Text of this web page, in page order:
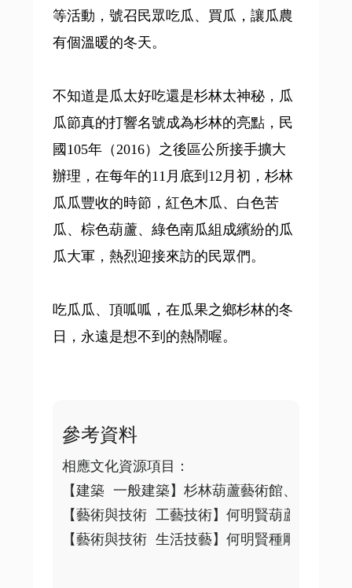
等活動，號召民眾吃瓜、買瓜，讓瓜農
有個溫暖的冬天。
不知道是瓜太好吃還是杉林太神秘，瓜
瓜節真的打響名號成為杉林的亮點，民
國105年（2016）之後區公所接手擴大
辦理，在每年的11月底到12月初，杉林
瓜瓜豐收的時節，紅色木瓜、白色苦
瓜、棕色葫蘆、綠色南瓜組成繽紛的瓜
瓜大軍，熱烈迎接來訪的民眾們。
吃瓜瓜、頂呱呱，在瓜果之鄉杉林的冬
日，永遠是想不到的熱鬧喔。
參考資料
相應文化資源項目：
【建築 一般建築】杉林葫蘆藝術館、葫蘆雕
【藝術與技術 工藝技術】何明賢葫蘆藝術創